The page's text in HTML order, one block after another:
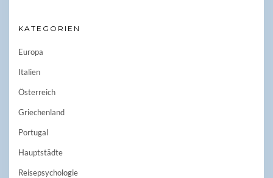
KATEGORIEN
Europa
Italien
Österreich
Griechenland
Portugal
Hauptstädte
Reisepsychologie